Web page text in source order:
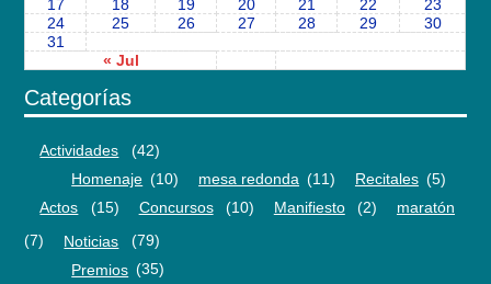
« Jul
17
18 19 20 21 22
23
24
25 26 27 28 29
30
31
Categorías
Actividades
(42)
Homenaje (10) mesa redonda (11) Recitales (5)
Actos
(15) Concursos (10) Manifiesto (2)
maratón
(7)
Noticias
(79)
Premios (35)